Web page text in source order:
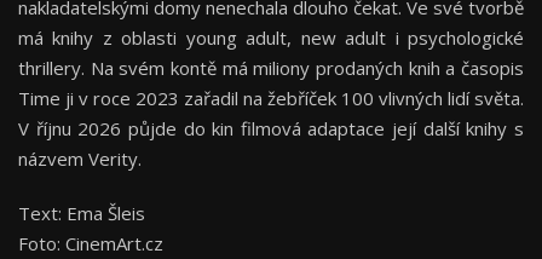
nakladatelskými domy nenechala dlouho čekat. Ve své tvorbě
má knihy z oblasti young adult, new adult i psychologické
thrillery. Na svém kontě má miliony prodaných knih a časopis
Time ji v roce 2023 zařadil na žebříček 100 vlivných lidí světa.
V říjnu 2026 půjde do kin filmová adaptace její další knihy s
názvem Verity.
Text: Ema Šleis
Foto: CinemArt.cz